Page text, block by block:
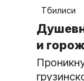
Тбилиси
и